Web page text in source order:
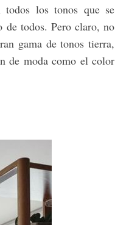
todos los tonos que se
de todos. Pero claro, no
gama de tonos tierra,
de moda como el color